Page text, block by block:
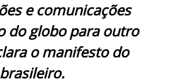
e comunicações
do globo para outro
o manifesto do